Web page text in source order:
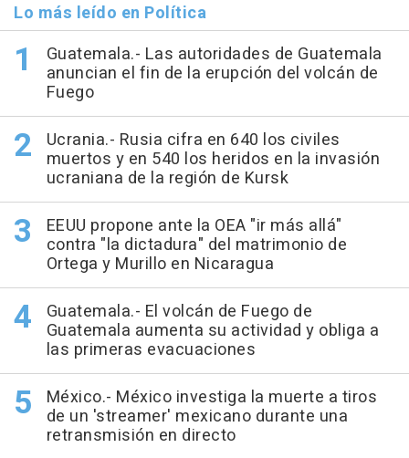
Lo más leído en Política
Guatemala.- Las autoridades de Guatemala
anuncian el fin de la erupción del volcán de
Fuego
Ucrania.- Rusia cifra en 640 los civiles
muertos y en 540 los heridos en la invasión
ucraniana de la región de Kursk
EEUU propone ante la OEA "ir más allá"
contra "la dictadura" del matrimonio de
Ortega y Murillo en Nicaragua
Guatemala.- El volcán de Fuego de
Guatemala aumenta su actividad y obliga a
las primeras evacuaciones
México.- México investiga la muerte a tiros
de un 'streamer' mexicano durante una
retransmisión en directo